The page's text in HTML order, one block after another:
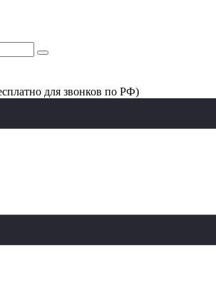
для звонков по РФ)